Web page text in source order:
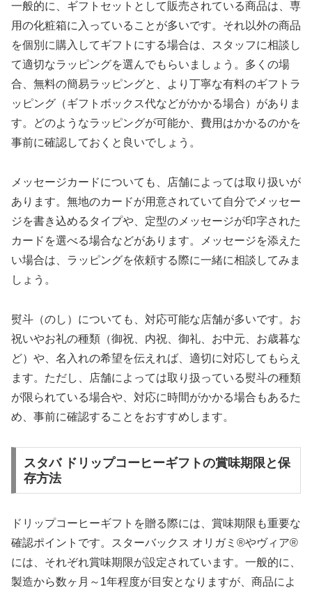
一般的に、ギフトセットとして販売されている商品は、専
用の化粧箱に入っていることが多いです。それ以外の商品
を個別に購入してギフトにする場合は、スタッフに相談し
て適切なラッピングを選んでもらいましょう。多くの場
合、無料の簡易ラッピングと、より丁寧な有料のギフトラ
ッピング（ギフトボックス代などがかかる場合）がありま
す。どのようなラッピングが可能か、費用はかかるのかを
事前に確認しておくと良いでしょう。
メッセージカードについても、店舗によっては取り扱いが
あります。無地のカードが用意されていて自分でメッセー
ジを書き込めるタイプや、定型のメッセージが印字された
カードを選べる場合などがあります。メッセージを添えた
い場合は、ラッピングを依頼する際に一緒に相談してみま
しょう。
熨斗（のし）についても、対応可能な店舗が多いです。お
祝いやお礼の種類（御祝、内祝、御礼、お中元、お歳暮な
ど）や、名入れの希望を伝えれば、適切に対応してもらえ
ます。ただし、店舗によっては取り扱っている熨斗の種類
が限られている場合や、対応に時間がかかる場合もあるた
め、事前に確認することをおすすめします。
スタバ ドリップコーヒーギフトの賞味期限と保
存方法
ドリップコーヒーギフトを贈る際には、賞味期限も重要な
確認ポイントです。スターバックス オリガミ®やヴィア®
には、それぞれ賞味期限が設定されています。一般的に、
製造から数ヶ月～1年程度が目安となりますが、商品によ